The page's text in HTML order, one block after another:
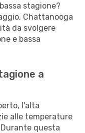
stagione?
Chattanooga
da svolgere
e bassa
a
l'alta
alle temperature
questa